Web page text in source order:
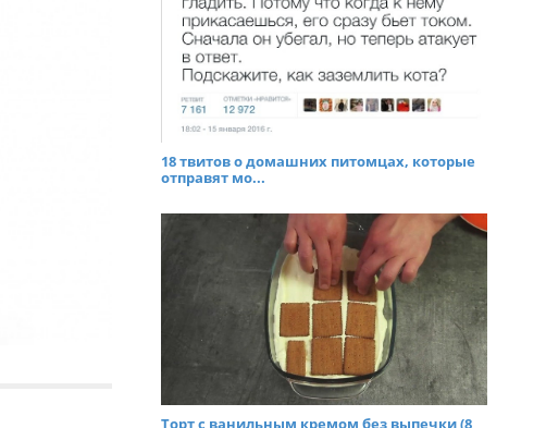
18 твитов о домашних питомцах, которые
отправят мо...
Торт с ванильным кремом без выпечки (8